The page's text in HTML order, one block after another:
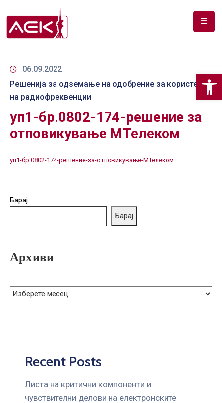
ЗА
ДОКУМЕНТИ
РФ
СПЕКТАР
ТЕЛЕКОМУНИКАЦИИ
ПАЗАР
ГРИЖА
06.09.2022
Решенија за одземање на одобрение за користење
на радиофреквенции
уп1-бр.0802-174-решение за
отповикување МТелеком
уп1-бр.0802-174-решение-за-отповикување-МТелеком
Барај
Барај
Архиви
Recent Posts
Листа на критични компоненти и
чувствителни делови на електронските